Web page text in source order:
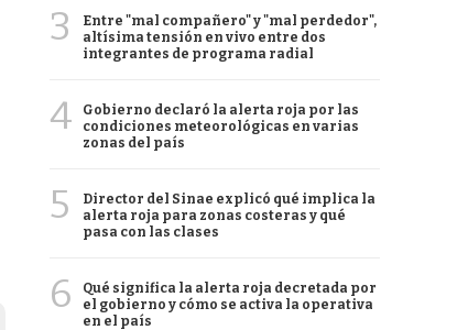
3
Entre "mal compañero" y "mal perdedor",
altísima tensión en vivo entre dos
integrantes de programa radial
4
Gobierno declaró la alerta roja por las
condiciones meteorológicas en varias
zonas del país
5
Director del Sinae explicó qué implica la
alerta roja para zonas costeras y qué
pasa con las clases
6
Qué significa la alerta roja decretada por
el gobierno y cómo se activa la operativa
en el país